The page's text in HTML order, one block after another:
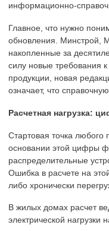
информационно-
Главное, что нужно
обновления. Минстрой,
накопленные за
силу новые требования
продукции, новая
означает, что
Расчетная нагрузка:
Стартовая точка любого
основании этой цифры
распределительные
Ошибка в расчете на
либо хронически
В жилых домах расчет
электрической нагрузки